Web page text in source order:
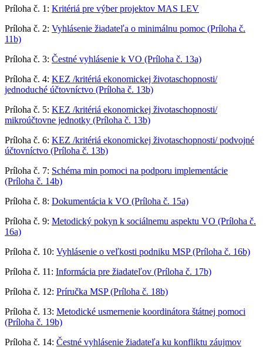
Príloha č. 1: Kritériá pre výber projektov MAS LEV
Príloha č. 2: Vyhlásenie žiadateľa o minimálnu pomoc (Príloha č.
11b)
Príloha č. 3: Čestné vyhlásenie k VO (Príloha č. 13a)
Príloha č. 4: KEZ /kritériá ekonomickej životaschopnosti/
jednoduché účtovníctvo (Príloha č. 13b)
Príloha č. 5: KEZ /kritériá ekonomickej životaschopnosti/
mikroúčtovne jednotky (Príloha č. 13b)
Príloha č. 6: KEZ /kritériá ekonomickej životaschopnosti/ podvojné
účtovníctvo (Príloha č. 13b)
Príloha č. 7: Schéma min pomoci na podporu implementácie
(Príloha č. 14b)
Príloha č. 8: Dokumentácia k VO (Príloha č. 15a)
Príloha č. 9: Metodický pokyn k sociálnemu aspektu VO (Príloha č.
16a)
Príloha č. 10: Vyhlásenie o veľkosti podniku MSP (Príloha č. 16b)
Príloha č. 11: Informácia pre žiadateľov (Príloha č. 17b)
Príloha č. 12: Príručka MSP (Príloha č. 18b)
Príloha č. 13: Metodické usmernenie koordinátora štátnej pomoci
(Príloha č. 19b)
Príloha č. 14: Čestné vyhlásenie žiadateľa ku konfliktu záujmov